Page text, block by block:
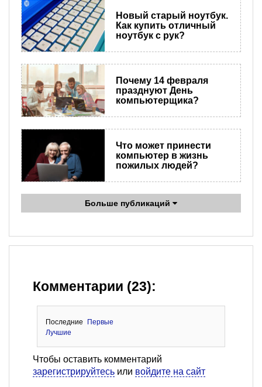
Новый старый ноутбук.
Как купить отличный
ноутбук с рук?
Почему 14 февраля
празднуют День
компьютерщика?
Что может принести
компьютер в жизнь
пожилых людей?
Больше публикаций
Комментарии (23):
Последние
Первые
Лучшие
Чтобы оставить комментарий
зарегистрируйтесь или войдите на сайт